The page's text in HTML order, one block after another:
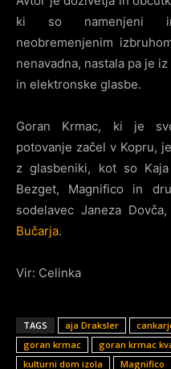
ki so namenjeni
neobremenjenim
nenavadna, nastala pa je
in elektronske glasbe.
Goran Krmac, ki je
potovanje začel v Kopru,
z glasbeniki, kot so
Bezget, Magnifico in
sodelavec Janeza
Bučarja.
Vir: Celinka
TAGS aja Draksler
goran krmac
goran krmac
kulturni dom izola
Magnifico